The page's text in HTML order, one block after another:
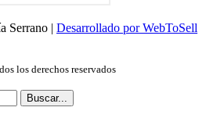
Serrano | Desarrollado por WebToSell
los derechos reservados
Buscar...